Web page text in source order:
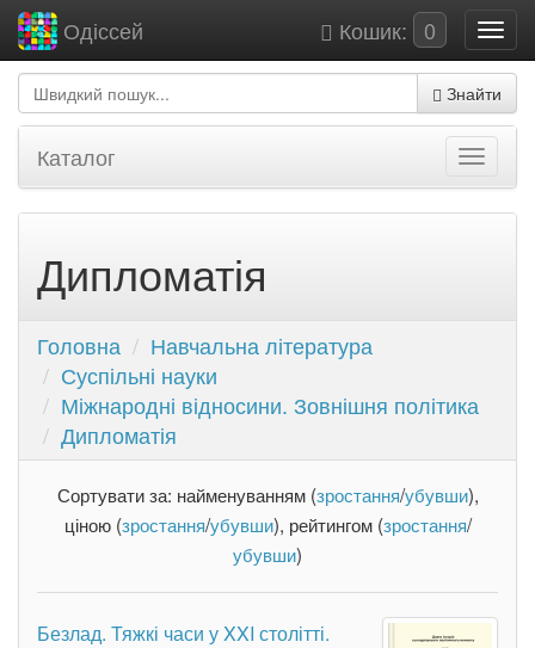
Кошик: 0
Одіссей
Знайти
Каталог
Дипломатія
Головна
Навчальна література
Суспільні науки
Міжнародні відносини. Зовнішня політика
Дипломатія
Сортувати за: найменуванням (зростання/убувши),
ціною (зростання/убувши), рейтингом (зростання/
убувши)
Безлад. Тяжкі часи у XXI столітті.